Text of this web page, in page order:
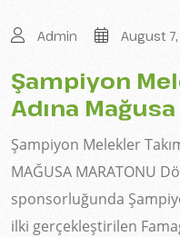
Admin August
Şampiyon
Adına
Şampiyon Melekler
MAĞUSA MARATONU
sponsorluğunda
ilki gerçekleştirilen